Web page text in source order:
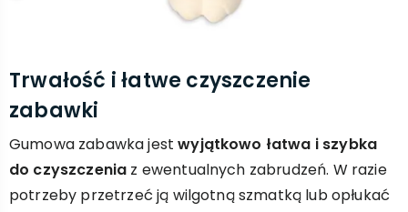
Trwałość i łatwe czyszczenie
zabawki
Gumowa zabawka jestwyjątkowo łatwa i szybka
do czyszczenia z ewentualnych zabrudzeń. W razie
potrzeby przetrzeć ją wilgotną szmatką lub opłukać